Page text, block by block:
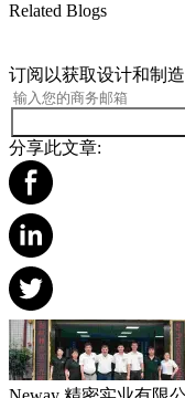
Related Blogs
订阅以获取设计和制
分享此文章: